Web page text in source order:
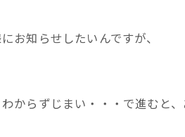
お知らせしたいんですが、
からずじまい・・・で進むと、